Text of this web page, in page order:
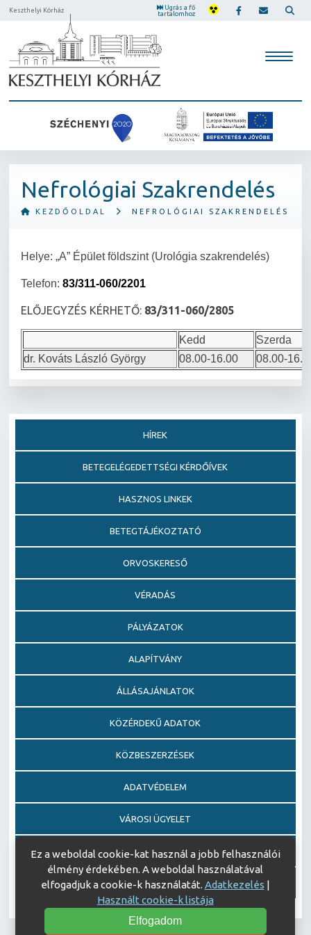
Keszthelyi Kórház
Ugrás a fő
tartalomhoz
Nefrológiai Szakrendelés
KEZDŐOLDAL NEFROLÓGIAI SZAKRENDELÉS
Helye: „A” Épület földszint (Urológia szakrendelés)
Telefon:83/311-060/2201
ELŐJEGYZÉS KÉRHETŐ: 83/311-060/2805
Kedd
Szerda
dr. Kováts László György
08.00-16.00 08.00-
HÍREK
BETEGELÉGEDETTSÉGI KÉRDŐÍVEK
HASZNOS LINKEK
BETEGTÁJÉKOZTATÓ
ORVOSKERESŐ
VÉRADÁS
PÁLYÁZATOK
ALAPÍTVÁNY
ÁLLÁSAJÁNLATOK
KÖZÉRDEKŰ ADATOK
KÖZBESZERZÉSEK
ADATVÉDELEM
VÁROSI ÜGYELET
EGÉSZSÉGFEJLESZTŐ KÓRHÁZ DÍJ PÁLYÁZAT
AJÁNDÉKOZÁSI OKIRATOK
Ez a weboldal cookie-kat használ a jobb felhasználói
élmény érdekében. A weboldal használatával
elfogadjuk a cookie-k használatát. Adatkezelés |
Használt cookie-k listája
Elfogadom